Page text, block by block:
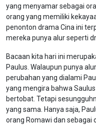
yang menyamar sebagai
orang yang memiliki
penonton drama Cina ini
mereka punya alur seperti
Bacaan kita hari ini
Paulus. Walaupun punya
perubahan yang dialami
yang mengira bahwa
bertobat. Tetapi
yang sama. Hanya saja,
orang Romawi dan sebagai